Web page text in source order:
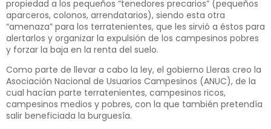
propiedad a los pequeños “tenedores precarios” (pequeños
aparceros, colonos, arrendatarios), siendo esta otra
“amenaza” para los terratenientes, que les sirvió a éstos para
alertarlos y organizar la expulsión de los campesinos pobres
y forzar la baja en la renta del suelo.
Como parte de llevar a cabo la ley, el gobierno Lleras creo la
Asociación Nacional de Usuarios Campesinos (ANUC), de la
cual hacían parte terratenientes, campesinos ricos,
campesinos medios y pobres, con la que también pretendía
salir beneficiada la burguesía.